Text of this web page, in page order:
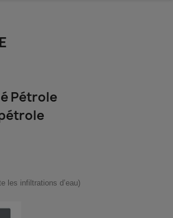
Pétrole
les infiltrations d’eau)